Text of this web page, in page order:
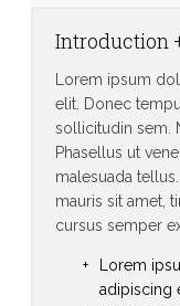
Introduction
Lorem ipsum
elit. Donec
sollicitudin sem.
Phasellus ut
malesuada
mauris sit amet,
cursus semper
Lorem
adipiscing